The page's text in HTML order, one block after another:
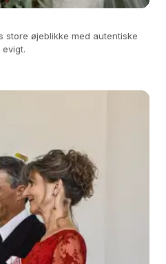
store øjeblikke med autentiske